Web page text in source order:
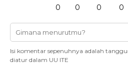
0 0 0 0
Isi komentar sepenuhnya adalah
diatur dalam UU ITE